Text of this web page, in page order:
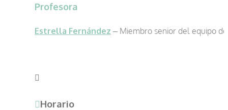
Profesora
Estrella Fernández – Miembro senior del equipo
Horario